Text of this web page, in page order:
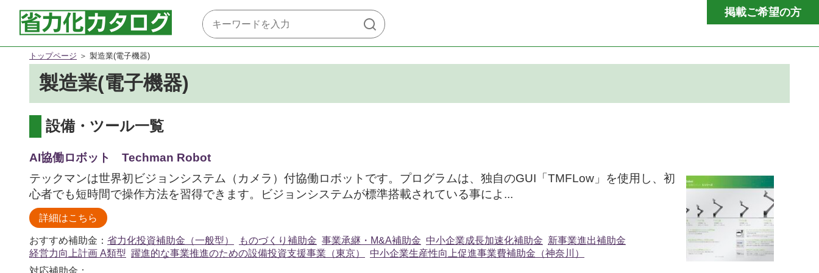
掲載ご希望の方
トップページ 製造業(電子機器)
製造業(電子機器)
設備・ツール一覧
AI協働ロボット Techman Robot
テックマンは世界初ビジョンシステム（カメラ）付協働ロボットです。プログラムは、独自のGUI「TMFLow」を使用し、初
心者でも短時間で操作方法を習得できます。ビジョンシステムが標準搭載されている事によ...
詳細はこちら
おすすめ補助金： 省力化投資補助金（一般型） ものづくり補助金 事業承継・M&A補助金 中小企業成長加速化補助金 新事業進出補助金
経営力向上計画 A類型 躍進的な事業推進のための設備投資支援事業（東京）
中小企業生産性向上促進事業費補助金（神奈川）
対応補助金：